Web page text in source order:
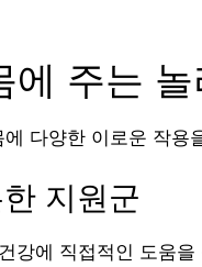
에 주는
다양한 이로운 작
지원군
강에 직접적인 도움